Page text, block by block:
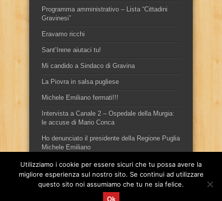
Programma amministrativo – Lista “Cittadini
Gravinesi”
Eravamo ricchi
Sant’Irene aiutaci tu!
Mi candido a Sindaco di Gravina
La Piovra in salsa pugliese
Michele Emiliano fermati!!!
Intervista a Canale 2 – Ospedale della Murgia:
le accuse di Mario Conca
Ho denunciato il presidente della Regione Puglia
Michele Emiliano
Sito ufficiale del candidato sindaco, per la città di Gravina in
Utilizziamo i cookie per essere sicuri che tu possa avere la
migliore esperienza sul nostro sito. Se continui ad utilizzare
questo sito noi assumiamo che tu ne sia felice.
Ok